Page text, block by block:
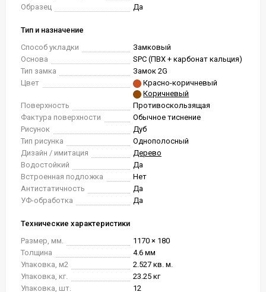
Образец
Да
Тип и назначение
Способ укладки
Замковый
Основа
SPC (ПВХ + карбонат кальция)
Тип замка
Замок 2G
Цвет
Красно-коричневый
Коричневый
Поверхность
Противоскользящая
Фактура поверхности
Обычное тиснение
Рисунок
Дуб
Тип рисунка
Однополосный
Дизайн / имитация
Дерево
Водостойкий
Да
Встроенная подложка
Нет
Антистатичность
Да
УФ-обработка
Да
Технические характеристики
Размер, мм.
1170 × 180
Толщина
4.6 мм
Упаковка, м2
2.527 кв. м.
Упаковка, кг.
23.25 кг
Упаковка, шт.
12